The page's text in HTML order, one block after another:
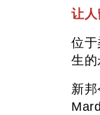
让
位
生的
新